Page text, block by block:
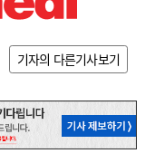
기자의 다른기사보기